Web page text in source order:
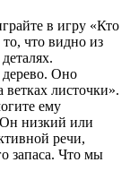
в игру «Кто
что видно из
Оно
ветках листочки».
ему
низкий или
речи,
запаса. Что мы